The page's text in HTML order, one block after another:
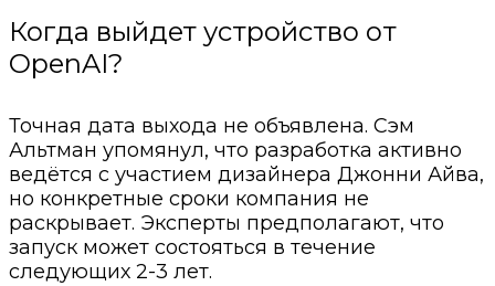
Когда выйдет устройство от
OpenAI?
Точная дата выхода не объявлена. Сэм
Альтман упомянул, что разработка активно
ведётся с участием дизайнера Джонни Айва,
но конкретные сроки компания не
раскрывает. Эксперты предполагают, что
запуск может состояться в течение
следующих 2-3 лет.